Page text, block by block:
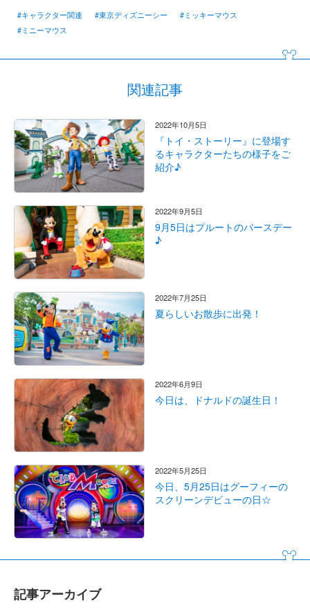
#キャラクター関連 #東京ディズニーシー
#ミッキーマウス
#ミニーマウス
関連記事
2022年10月5日
『トイ・ストーリー』に登場す
るキャラクターたちの様子をご
紹介♪
2022年9月5日
9月5日はプルートのバースデー
♪
2022年7月25日
夏らしいお散歩に出発！
2022年6月9日
今日は、ドナルドの誕生日！
2022年5月25日
今日、5月25日はグーフィーの
スクリーンデビューの日☆
記事アーカイブ